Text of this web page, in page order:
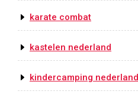
karate combat
kastelen nederland
kindercamping nederland